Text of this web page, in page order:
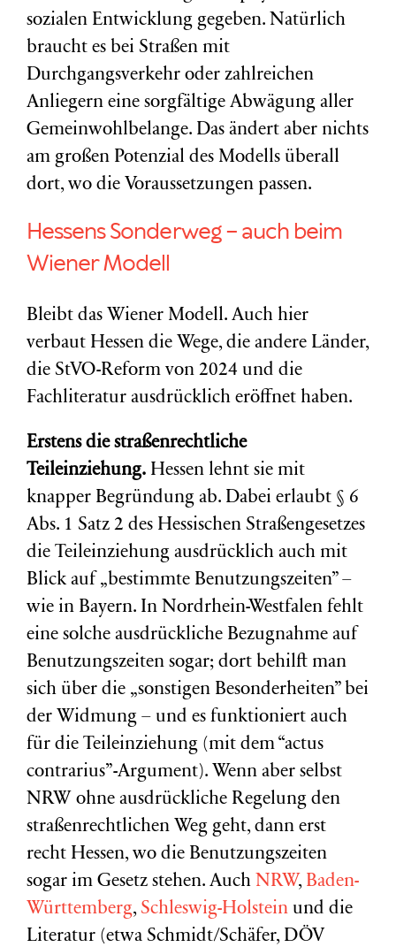
sozialen Entwicklung gegeben. Natürlich
braucht es bei Straßen mit
Durchgangsverkehr oder zahlreichen
Anliegern eine sorgfältige Abwägung aller
Gemeinwohlbelange. Das ändert aber nichts
am großen Potenzial des Modells überall
dort, wo die Voraussetzungen passen.
Hessens Sonderweg – auch beim
Wiener Modell
Bleibt das Wiener Modell. Auch hier
verbaut Hessen die Wege, die andere Länder,
die StVO-Reform von 2024 und die
Fachliteratur ausdrücklich eröffnet haben.
Erstens die straßenrechtliche
Teileinziehung. Hessen lehnt sie mit
knapper Begründung ab. Dabei erlaubt § 6
Abs. 1 Satz 2 des Hessischen Straßengesetzes
die Teileinziehung ausdrücklich auch mit
Blick auf „bestimmte Benutzungszeiten” –
wie in Bayern. In Nordrhein-Westfalen fehlt
eine solche ausdrückliche Bezugnahme auf
Benutzungszeiten sogar; dort behilft man
sich über die „sonstigen Besonderheiten” bei
der Widmung – und es funktioniert auch
für die Teileinziehung (mit dem “actus
contrarius”-Argument). Wenn aber selbst
NRW ohne ausdrückliche Regelung den
straßenrechtlichen Weg geht, dann erst
recht Hessen, wo die Benutzungszeiten
sogar im Gesetz stehen. Auch NRW, Baden-
Württemberg,Schleswig-Holstein und die
Literatur (etwa Schmidt/Schäfer, DÖV